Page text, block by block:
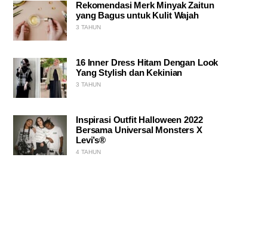
Rekomendasi Merk Minyak Zaitun
yang Bagus untuk Kulit Wajah
3 TAHUN
16 Inner Dress Hitam Dengan Look
Yang Stylish dan Kekinian
3 TAHUN
Inspirasi Outfit Halloween 2022
Bersama Universal Monsters X
Levi’s®
4 TAHUN